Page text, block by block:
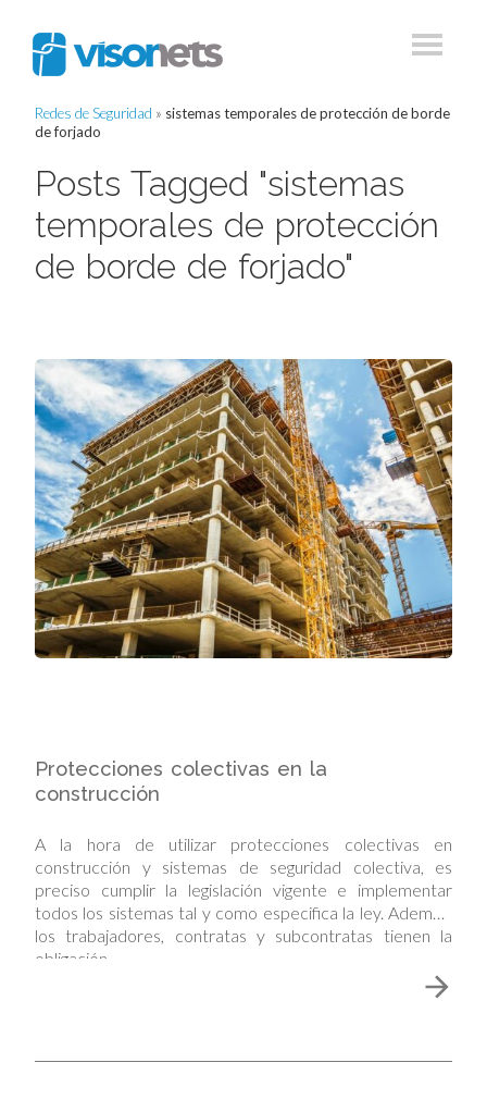
Redes de Seguridad » sistemas temporales de protección de borde
de forjado
Posts Tagged "sistemas
temporales de protección
de borde de forjado"
Protecciones colectivas en la
construcción
A la hora de utilizar protecciones colectivas en
construcción y sistemas de seguridad colectiva, es
preciso cumplir la legislación vigente e implementar
todos los sistemas tal y como especifica la ley. Además,
los trabajadores, contratas y subcontratas tienen la
obligación…